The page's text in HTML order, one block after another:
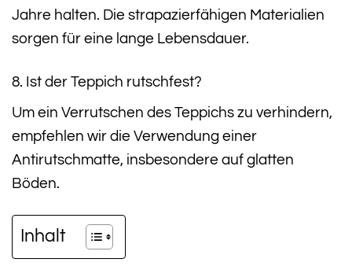
Jahre halten. Die strapazierfähigen Materialien
sorgen für eine lange Lebensdauer.
8. Ist der Teppich rutschfest?
Um ein Verrutschen des Teppichs zu verhindern,
empfehlen wir die Verwendung einer
Antirutschmatte, insbesondere auf glatten
Böden.
Inhalt